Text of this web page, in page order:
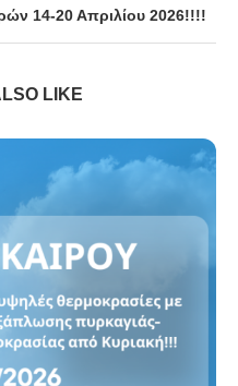
14-20 Απριλίου 2026!!!!
LIKE